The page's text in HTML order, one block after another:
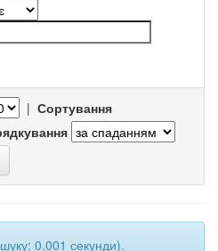
| Сортування
0.001 секунди).